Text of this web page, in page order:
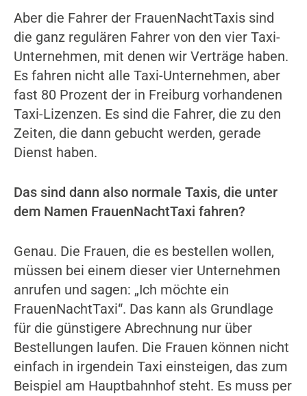
Aber die Fahrer der FrauenNachtTaxis sind
die ganz regulären Fahrer von den vier Taxi-
Unternehmen, mit denen wir Verträge haben.
Es fahren nicht alle Taxi-Unternehmen, aber
fast 80 Prozent der in Freiburg vorhandenen
Taxi-Lizenzen. Es sind die Fahrer, die zu den
Zeiten, die dann gebucht werden, gerade
Dienst haben.
Das sind dann also normale Taxis, die unter
dem Namen FrauenNachtTaxi fahren?
Genau. Die Frauen, die es bestellen wollen,
müssen bei einem dieser vier Unternehmen
anrufen und sagen: „Ich möchte ein
FrauenNachtTaxi“. Das kann als Grundlage
für die günstigere Abrechnung nur über
Bestellungen laufen. Die Frauen können nicht
einfach in irgendein Taxi einsteigen, das zum
Beispiel am Hauptbahnhof steht. Es muss per